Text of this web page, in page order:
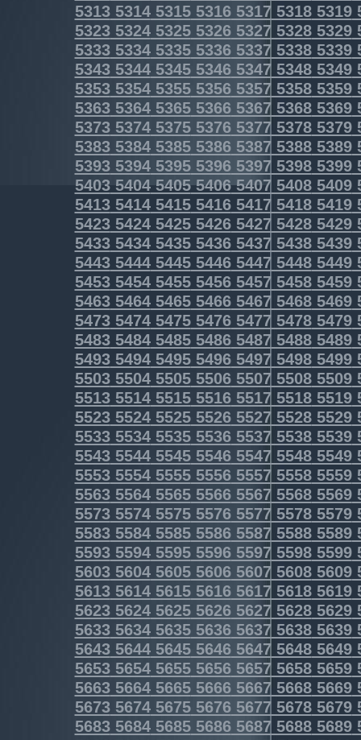
53135314531553165317 53185319
53235324532553265327 53285329
53335334533553365337 53385339
53435344534553465347 53485349
53535354535553565357 53585359
53635364536553665367 53685369
53735374537553765377 53785379
53835384538553865387 53885389
53935394539553965397 53985399
54035404540554065407 54085409
54135414541554165417 54185419
54235424542554265427 54285429
54335434543554365437 54385439
54435444544554465447 54485449
54535454545554565457 54585459
54635464546554665467 54685469
54735474547554765477 54785479
54835484548554865487 54885489
54935494549554965497 54985499
55035504550555065507 55085509
55135514551555165517 55185519
55235524552555265527 55285529
55335534553555365537 55385539
55435544554555465547 55485549
55535554555555565557 55585559
55635564556555665567 55685569
55735574557555765577 55785579
55835584558555865587 55885589
55935594559555965597 55985599
56035604560556065607 56085609
56135614561556165617 56185619
56235624562556265627 56285629
56335634563556365637 56385639
56435644564556465647 56485649
56535654565556565657 56585659
56635664566556665667 56685669
56735674567556765677 56785679
56835684568556865687 56885689